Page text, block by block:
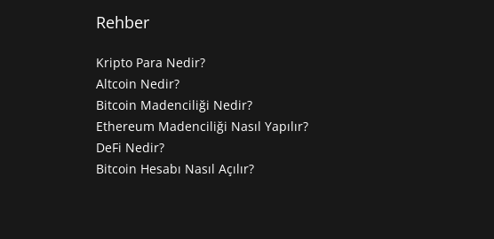
Rehber
Kripto Para Nedir?
Altcoin Nedir?
Bitcoin Madenciliği Nedir?
Ethereum Madenciliği Nasıl Yapılır?
DeFi Nedir?
Bitcoin Hesabı Nasıl Açılır?